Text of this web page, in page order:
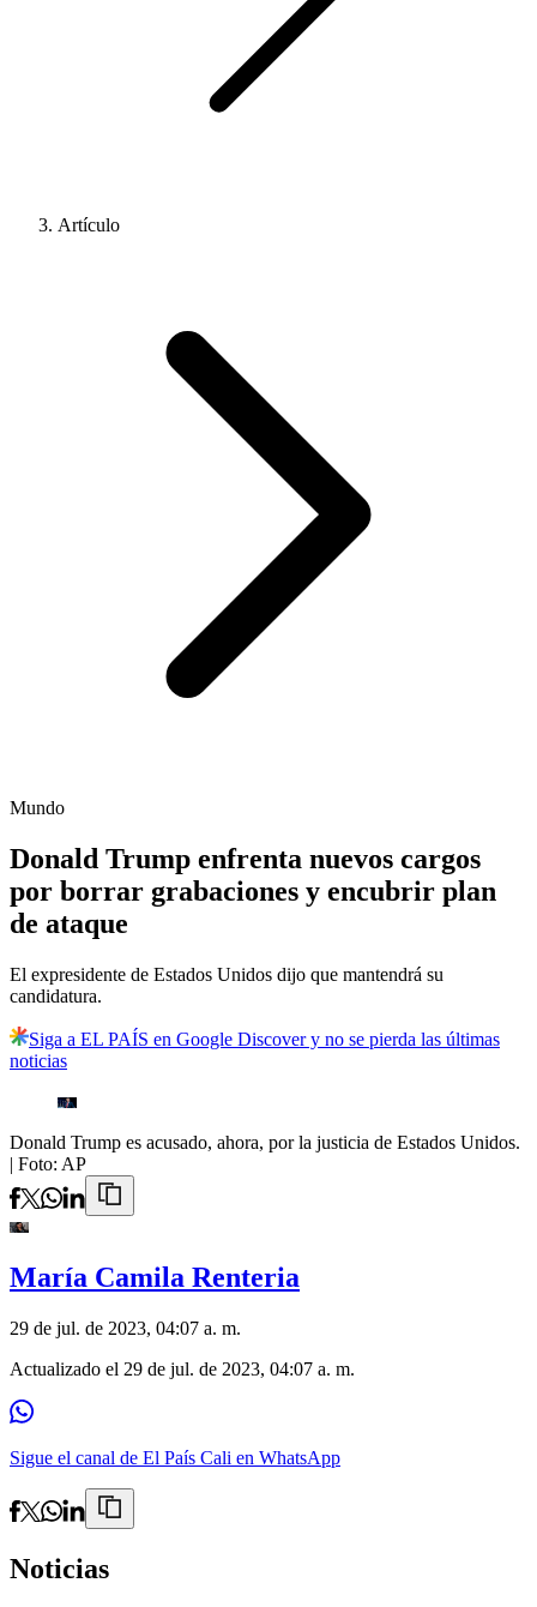
Artículo
Mundo
Donald Trump enfrenta nuevos cargos
por borrar grabaciones y encubrir plan
de ataque
El expresidente de Estados Unidos dijo que mantendrá su
candidatura.
Siga a EL PAÍS en Google Discover y no se pierda las últimas
noticias
Donald Trump es acusado, ahora, por la justicia de Estados Unidos.
| Foto: AP
María Camila Renteria
29 de jul. de 2023, 04:07 a. m.
Actualizado el 29 de jul. de 2023, 04:07 a. m.
Sigue el canal de El País Cali en WhatsApp
Noticias